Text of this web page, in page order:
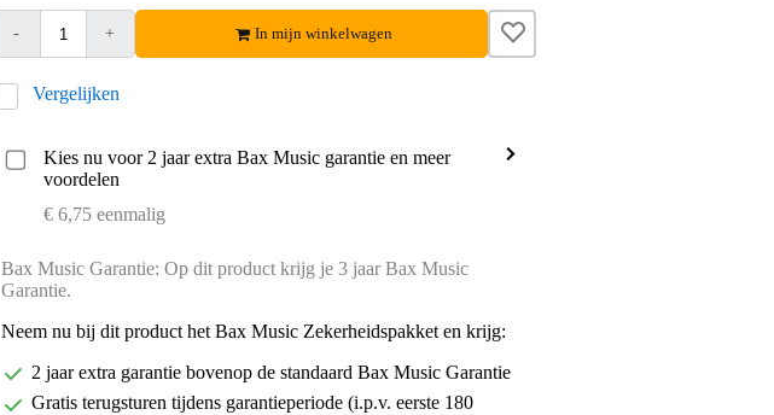
- + In mijn winkelwagen
Vergelijken
Kies nu voor 2 jaar extra Bax Music garantie en meer
voordelen
€ 6,75 eenmalig
Bax Music Garantie: Op dit product krijg je 3 jaar Bax Music
Garantie.
Neem nu bij dit product het Bax Music Zekerheidspakket en krijg:
2 jaar extra garantie bovenop de standaard Bax Music Garantie
Gratis terugsturen tijdens garantieperiode (i.p.v. eerste 180